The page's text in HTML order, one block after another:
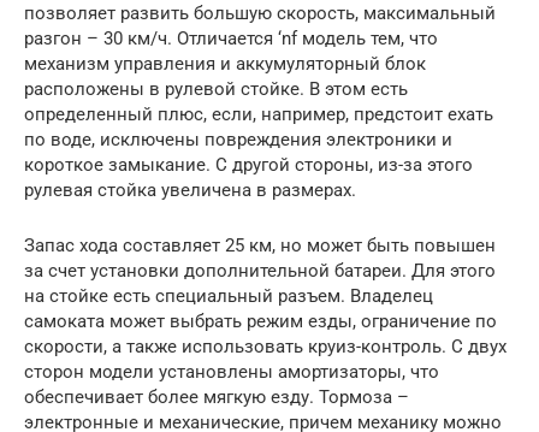
позволяет развить большую скорость, максимальный
разгон – 30 км/ч. Отличается ‘nf модель тем, что
механизм управления и аккумуляторный блок
расположены в рулевой стойке. В этом есть
определенный плюс, если, например, предстоит ехать
по воде, исключены повреждения электроники и
короткое замыкание. С другой стороны, из-за этого
рулевая стойка увеличена в размерах.
Запас хода составляет 25 км, но может быть повышен
за счет установки дополнительной батареи. Для этого
на стойке есть специальный разъем. Владелец
самоката может выбрать режим езды, ограничение по
скорости, а также использовать круиз-контроль. С двух
сторон модели установлены амортизаторы, что
обеспечивает более мягкую езду. Тормоза –
электронные и механические, причем механику можно